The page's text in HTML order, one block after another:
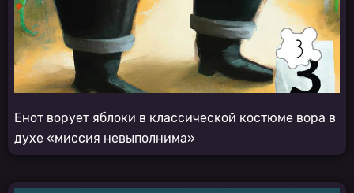
Енот ворует яблоки в классической костюме вора в
духе «миссия невыполнима»